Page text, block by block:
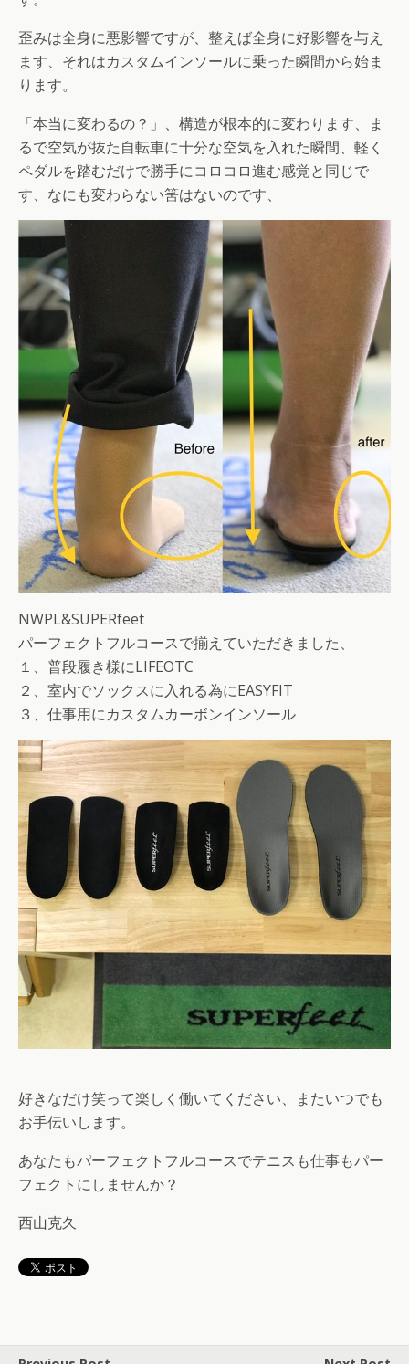
歪みは全身に悪影響ですが、整えば全身に好影響を与え
ます、それはカスタムインソールに乗った瞬間から始ま
ります。
「本当に変わるの？」、構造が根本的に変わります、ま
るで空気が抜た自転車に十分な空気を入れた瞬間、軽く
ペダルを踏むだけで勝手にコロコロ進む感覚と同じで
す、なにも変わらない筈はないのです、
NWPL&SUPERfeet
パーフェクトフルコースで揃えていただきました、
１、普段履き様にLIFEOTC
２、室内でソックスに入れる為にEASYFIT
３、仕事用にカスタムカーボンインソール
好きなだけ笑って楽しく働いてください、またいつでも
お手伝いします。
あなたもパーフェクトフルコースでテニスも仕事もパー
フェクトにしませんか？
西山克久